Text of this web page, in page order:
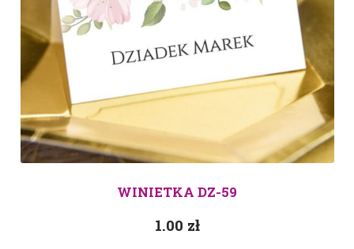
WINIETKA DZ-59
1.00 zł